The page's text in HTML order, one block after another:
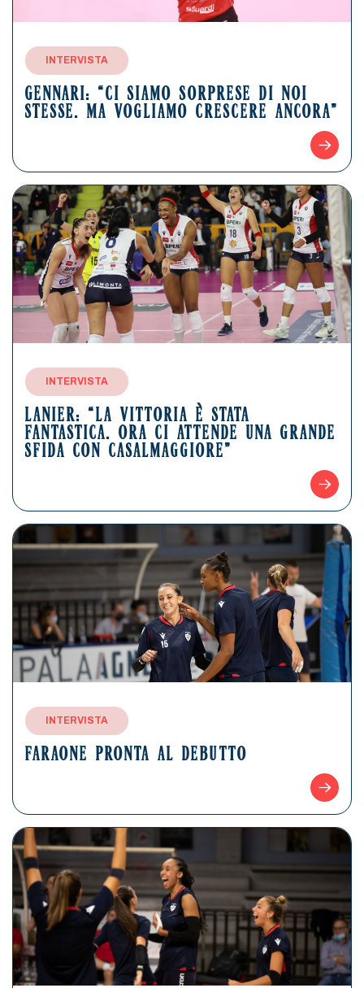
INTERVISTA
GENNARI: “CI SIAMO SORPRESE DI NOI
STESSE. MA VOGLIAMO CRESCERE ANCORA”
INTERVISTA
LANIER: “LA VITTORIA È STATA
FANTASTICA. ORA CI ATTENDE UNA GRANDE
SFIDA CON CASALMAGGIORE”
INTERVISTA
FARAONE PRONTA AL DEBUTTO